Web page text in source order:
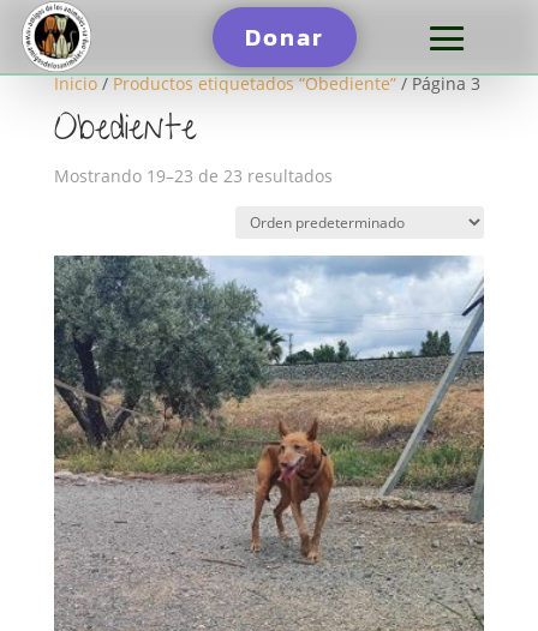
Donar
Inicio/Productos etiquetados “Obediente”/ Página 3
Obediente
Mostrando 19–23 de 23 resultados